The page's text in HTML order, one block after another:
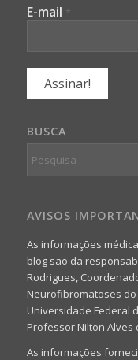
E-mail *
BUSCA
AVISOS
As informações
blog são da
Rodrigues,
Neurofibromatoses
Universidade Federal
Professor Nilton Alves
As informações